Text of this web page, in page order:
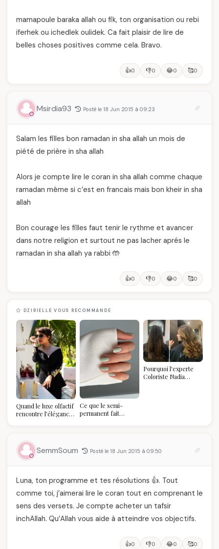
mamapoule baraka allah ou fik, ton organisation ou rebi
iferhek ou ichedlek oulidek. Ca fait plaisir de lire de
belles choses positives comme cela. Bravo.
👍0 👎0 😂0 🥰0
Msirdia93 Posté le 18 Jun 2015 à 09:23
Salam les filles bon ramadan in sha allah un mois de
piété de prière in sha allah
Alors je compte lire le coran in sha allah comme chaque
ramadan même si c’est en francais mais bon kheir in sha
allah
Bon courage les filles faut tenir le rythme et avancer
dans notre religion et surtout ne pas lacher aprés le
ramadan in sha allah ya rabbi 🤲
👍0 👎0 😂0 🥰0
DZIRIELLE VOUS RECOMMANDE
Quand le luxe olfactif
rencontre l’élégance
temps
Ce que le semi-
permanent fait
Pourquoi l'experte
Coloriste Nadia
SemmSoum Posté le 18 Jun 2015 à 09:50
Luna, ton programme et tes résolutions 👍. Tout
comme toi, j’aimerai lire le coran tout en comprenant le
sens des versets. Je compte acheter un tafsir
inchAllah. Qu’Allah vous aide à atteindre vos objectifs.
👍0 👎0 😂0 🥰0